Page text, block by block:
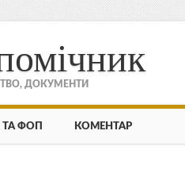
ДОКУМЕНТИ
ФОП КОМЕНТАР